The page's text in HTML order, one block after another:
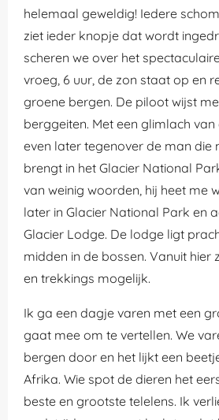
helemaal geweldig! Iedere
ziet ieder knopje dat wordt
scheren we over het
vroeg, 6 uur, de zon staat op en
groene bergen. De piloot wijst
berggeiten. Met een glimlach
even later tegenover de man die
brengt in het Glacier National
van weinig woorden, hij heet me
later in Glacier National Park en
Glacier Lodge. De lodge ligt
midden in de bossen. Vanuit hier
en trekkings mogelijk.
Ik ga een dagje varen met een
gaat mee om te vertellen. We
bergen door en het lijkt een
Afrika. Wie spot de dieren het
beste en grootste telelens. Ik